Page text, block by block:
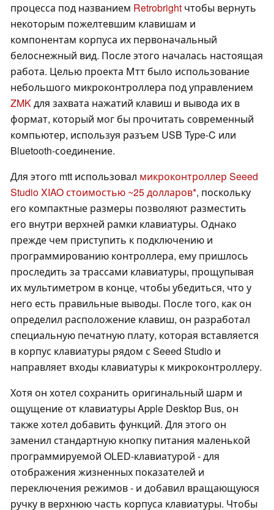
процесса под названием Retrobright чтобы вернуть
некоторым пожелтевшим клавишам и
компонентам корпуса их первоначальный
белоснежный вид. После этого началась настоящая
работа. Целью проекта Мтт было использование
небольшого микроконтроллера под управлением
ZMKдля захвата нажатий клавиш и вывода их в
формат, который мог бы прочитать современный
компьютер, используя разъем USB Type-C или
Bluetooth-соединение.
Для этого mtt использовал микроконтроллер Seeed
Studio XIAO стоимостью ~25 долларов , поскольку
его компактные размеры позволяют разместить
его внутри верхней рамки клавиатуры. Однако
прежде чем приступить к подключению и
программированию контроллера, ему пришлось
проследить за трассами клавиатуры, прощупывая
их мультиметром в конце, чтобы убедиться, что у
него есть правильные выводы. После того, как он
определил расположение клавиш, он разработал
специальную печатную плату, которая вставляется
в корпус клавиатуры рядом с Seeed Studio и
направляет входы клавиатуры к микроконтроллеру.
Хотя он хотел сохранить оригинальный шарм и
ощущение от клавиатуры Apple Desktop Bus, он
также хотел добавить функций. Для этого он
заменил стандартную кнопку питания маленькой
программируемой OLED-клавиатурой - для
отображения жизненных показателей и
переключения режимов - и добавил вращающуюся
ручку в верхнюю часть корпуса клавиатуры. Чтобы